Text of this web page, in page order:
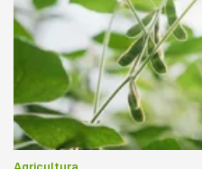
Agricultura